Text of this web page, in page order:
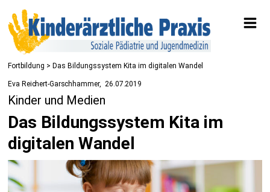
Fortbildung > Das Bildungssystem Kita im digitalen Wandel
Eva Reichert-Garschhammer 26.07.2019
Kinder und Medien
Das Bildungssystem Kita im
digitalen Wandel